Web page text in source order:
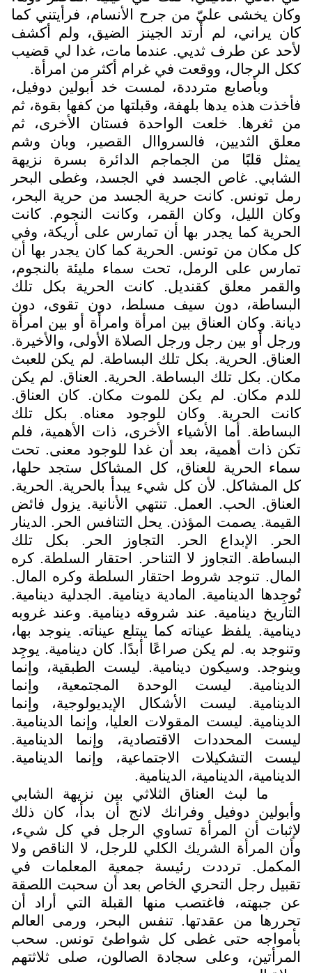
وكان يخشى عليّ من جرح الأنسام، فرأيتني كما
كان يراني، لم أرتد الجينز الضيق، ولم أكشف
لأحد عن طرف ثديي. عندما مات، غدا لي قضيب
ككل الرجال، ووقعت في غرام أكثر من امرأة.
وبأصابع مترددة، لمست خد أبولين دوفيل،
فأخذت هذه يدها بلهفة، وقبلتها من كفها بقوة، ثم
من ثغرها. خلعت الواحدة فستان الأخرى، ثم
معلق الثديين، فالسرواال القصير، وبان وشم
يمثل قلبًا من الجماجم الدائرة بسرة نزيهة
الشابي. غاص الجسد في الجسد، وغطى البحر
رمل تونس. كانت حرية الجسد من حرية البحر،
وكان الليل، وكان القمر، وكانت النجوم. كانت
الحرية كما يجدر بها أن تمارس على أريكة، وفي
كل مكان من تونس. الحرية كما كان يجدر بها أن
تمارس على الرمل، تحت سماء مليئة بالنجوم،
والقمر معلق كقنديل. كانت الحرية بكل تلك
البساطة، دون سيف مسلط، دون تقوى، دون
ديانة. وكان العناق بين امرأة وامرأة أو بين امرأة
ورجل أو بين رجل ورجل الصلاة الأولى، والأخيرة.
العناق. الحرية. بكل تلك البساطة. لم يكن للعبث
مكان. بكل تلك البساطة. الحرية. العناق. لم يكن
للدم مكان. لم يكن للموت مكان. كان العناق.
كانت الحرية. وكان للوجود معناه. بكل تلك
البساطة. أما الأشياء الأخرى، ذات الأهمية، فلم
تكن ذات أهمية، بعد أن غدا للوجود معنى. تحت
سماء الحرية للعناق، كل المشاكل ستجد حلها،
كل المشاكل. لأن كل شيء يبدأ بالحرية. الحرية.
العناق. الحب. العمل. تنتهي الأنانية. يزول فائض
القيمة. يصمت المؤذن. يحل التنافس الحر. الدينار
الحر. الإبداع الحر. التجاوز الحر. بكل تلك
البساطة. التجاوز لا التناحر. احتقار السلطة. كره
المال. تنوجد شروط احتقار السلطة وكره المال.
تُوجِدها الدينامية. المادية دينامية. الجدلية دينامية.
التاريخ دينامية. عند شروقه دينامية. وعند غروبه
دينامية. يلفظ عيناته كما يبتلع عيناته. ينوجد بها،
وتنوجد به. لم يكن صراعًا أبدًا. كان دينامية. يوجِد
وينوجد. وسيكون دينامية. ليست الطبقية، وإنما
الدينامية. ليست الوحدة المجتمعية، وإنما
الدينامية. ليست الأشكال الإيديولوجية، وإنما
الدينامية. ليست المقولات العليا، وإنما الدينامية.
ليست المحددات الاقتصادية، وإنما الدينامية.
ليست التشكيلات الاجتماعية، وإنما الدينامية.
الدينامية، الدينامية، الدينامية.
ما لبث العناق الثلاثي بين نزيهة الشابي
وأبولين دوفيل وفرانك لانج أن بدأ، كان ذلك
لإثبات أن المرأة تساوي الرجل في كل شيء،
وأن المرأة الشريك الكلي للرجل، لا الناقص ولا
المكمل. ترددت رئيسة جمعية المعلمات في
تقبيل رجل التحري الخاص بعد أن سحبت اللصقة
عن جبهته، فاغتصب منها القبلة التي أراد أن
تحررها من عقدتها. تنفس البحر، ورمى العالم
بأمواجه حتى غطى كل شواطئ تونس. سحب
المرأتين، وعلى سجادة الصالون، صلى ثلاثتهم